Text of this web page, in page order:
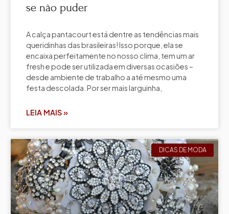
se não puder
A calça pantacourt está dentre as tendências mais
queridinhas das brasileiras! Isso porque, ela se
encaixa perfeitamente no nosso clima, tem um ar
fresh e pode ser utilizada em diversas ocasiões –
desde ambiente de trabalho a até mesmo uma
festa descolada. Por ser mais larguinha,
LEIA MAIS »
DICAS DE MODA